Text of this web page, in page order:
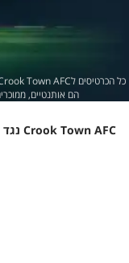
הם אותנטיים,
Crook Town AFC נגד Pickering Town CFC 8 אוג' 2026